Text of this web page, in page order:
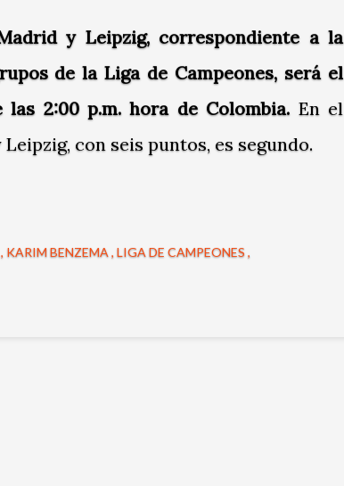
y Leipzig, correspondiente a la
de la Liga de Campeones, será el
2:00 p.m. hora de Colombia. En el
con seis puntos, es segundo.
KARIM BENZEMA LIGA DE CAMPEONES